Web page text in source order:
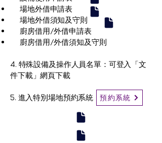
場地外借申請表
場地外借須知及守則
廚房借用/外借申請表
廚房借用/外借須知及守則
4. 特殊設備及操作人員名單：可登入「文
件下載」網頁下載
5. 進入特別場地預約系統 預約系統